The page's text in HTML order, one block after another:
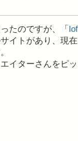
たのですが、「
イトがあり、現
イターさんをピ